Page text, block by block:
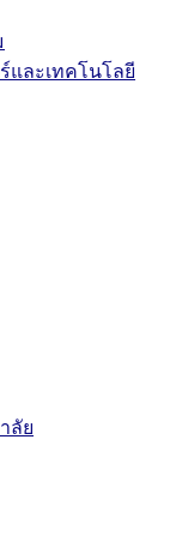
และเทคโนโลยี
ลัย